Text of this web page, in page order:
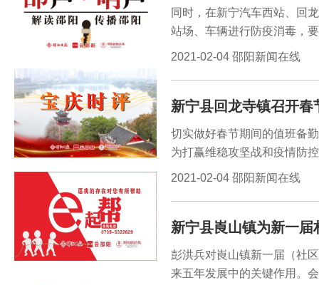
同时，在新宁汽车西站、回
站场、车辆进行防疫消毒，
配备等监督检查工作。另外
导物流，特别是严格做好冷
2021-02-04 邵阳新闻在线
新宁县回龙寺镇召开春
切实做好春节期间的值班备
为打赢维稳攻坚战和疫情防
午，新宁县回龙寺镇召开春
2021-02-04 邵阳新闻在线
新宁县崀山镇为新一
彭洪兵对崀山镇新一届（社
来五年发展中的关键作用。